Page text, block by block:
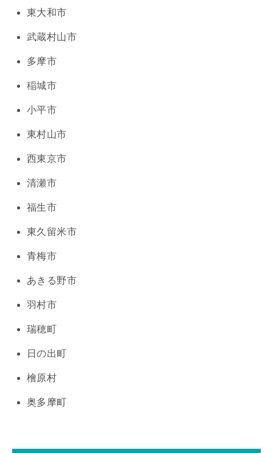
東大和市
武蔵村山市
多摩市
稲城市
小平市
東村山市
西東京市
清瀬市
福生市
東久留米市
青梅市
あきる野市
羽村市
瑞穂町
日の出町
檜原村
奥多摩町